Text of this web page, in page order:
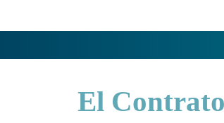
El